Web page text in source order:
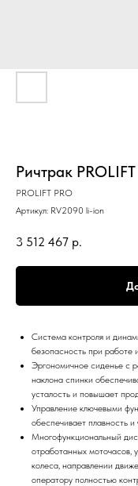
Ричтрак
PROLIFT PRO
Артикул: RV2090 li-ion
3 512 467 р.
Система контроля и
безопасность при работе
Эргономичное сиденье с
наклона спинки
усталость и повышает
Управление ключевыми
обеспечивает плавность
Многофункциональный
отработанных моточасов,
колеса, направлении
оператору полностью